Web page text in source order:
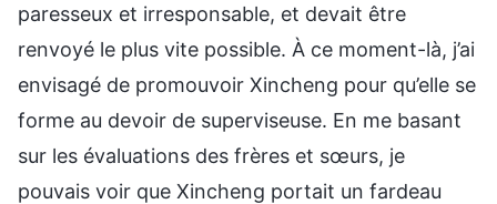
paresseux et irresponsable, et devait être
renvoyé le plus vite possible. À ce moment-là, j’ai
envisagé de promouvoir Xincheng pour qu’elle se
forme au devoir de superviseuse. En me basant
sur les évaluations des frères et sœurs, je
pouvais voir que Xincheng portait un fardeau